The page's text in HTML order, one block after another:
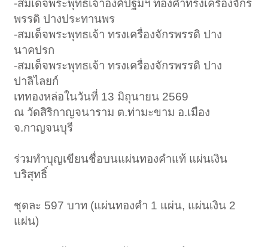
-สมเด็จพระพุทธเจ้าองค์ปฐมฯ ทองคำทรงเครื่องจักร
พรรดิ ปางประทานพร
-สมเด็จพระพุทธเจ้า ทรงเครื่องจักรพรรดิ ปาง
นาคปรก
-สมเด็จพระพุทธเจ้า ทรงเครื่องจักรพรรดิ ปาง
ปาลิไลยก์
เททองหล่อในวันที่ 13 มิถุนายน 2569
ณ วัดสิริกาญจนาราม ต.ท่ามะขาม อ.เมือง
จ.กาญจนบุรี
ร่วมทำบุญเขียนชื่อบนแผ่นทองคำแท้ แผ่นเงิน
บริสุทธิ์
ชุดละ 597 บาท (แผ่นทองคำ 1 แผ่น, แผ่นเงิน 2
แผ่น)